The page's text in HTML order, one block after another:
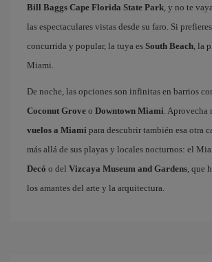
Bill Baggs Cape Florida State Park, y no te
las espectaculares vistas desde su faro. Si
concurrida y popular, la tuya es South Beach, la
Miami.
De noche, las opciones son infinitas en barrios
Coconut Grove o Downtown Miami. Aprovecha
vuelos a Miami para descubrir también esa otra
más allá de sus playas y locales nocturnos: el
Decó o del Vizcaya Museum and Gardens, que
los amantes del arte y la arquitectura.